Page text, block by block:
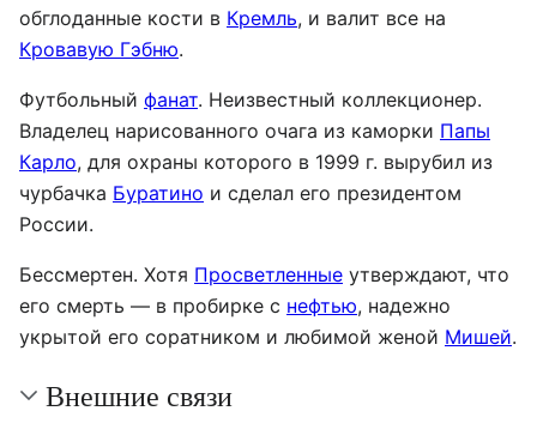
обглоданные кости в Кремль, и валит все на
Кровавую Гэбню.
Футбольный фанат. Неизвестный коллекционер.
Владелец нарисованного очага из каморки Папы
Карло, для охраны которого в 1999 г. вырубил из
чурбачка Буратино и сделал его президентом
России.
Бессмертен. Хотя Просветленные утверждают, что
его смерть — в пробирке с нефтью, надежно
укрытой его соратником и любимой женой Мишей.
Внешние связи